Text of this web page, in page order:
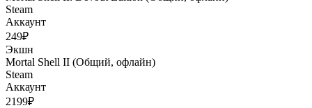
Steam
Аккаунт
249₽
Экшн
Mortal Shell II (Общий, офлайн)
Steam
Аккаунт
2199₽